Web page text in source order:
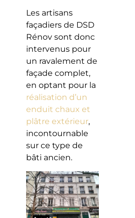
Les artisans
façadiers de DSD
Rénov sont donc
intervenus pour
un ravalement de
façade complet,
en optant pour la
réalisation d’un
enduit chaux et
plâtre extérieur,
incontournable
sur ce type de
bâti ancien.